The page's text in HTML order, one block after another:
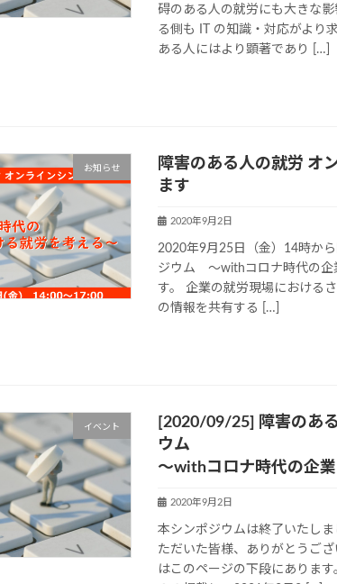
碍のある人の就労にも大きな
る側も IT の知識・対応がより
ある人にはより顕著であり […]
お知らせ
障害のある人の就労 オ
ます
2020年9月2日
2020年9月25日（金）14時か
ジウム ～withコロナ時代の企
す。 企業の就労現場における
の情報を共有する […]
イベント
[2020/09/25] 障害のあ
ウム
～withコロナ時代の企
2020年9月2日
本シンポジウムは終了いたし
ただいた皆様、ありがとうご
はこのページの下段にありま